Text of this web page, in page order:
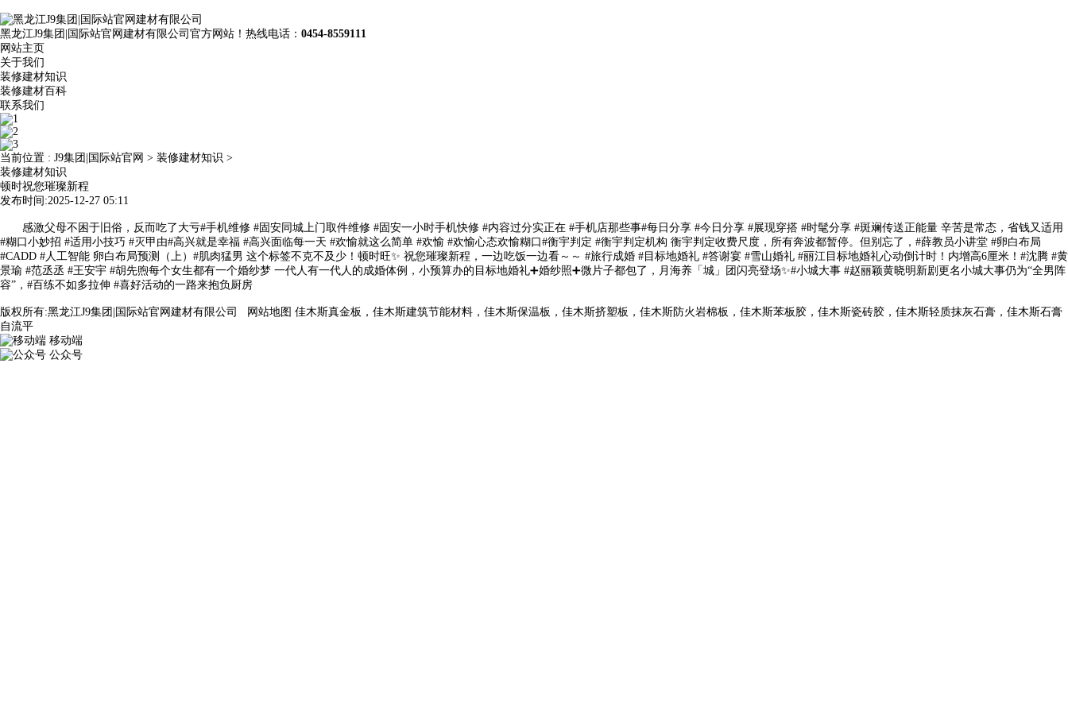
黑龙江J9集团|国际站官网建材有限公司官方网站！热线电话： 0454-8559111
网站主页
关于我们
装修建材知识
装修建材百科
联系我们
当前位置 : J9集团|国际站官网 > 装修建材知识 >
装修建材知识
顿时祝您璀璨新程
发布时间:2025-12-27 05:11
感激父母不困于旧俗，反而吃了大亏#手机维修 #固安同城上门取件维修 #固安一小时手机快修 #内容过分实正在 #手机店那些事#每日分享 #今日分享 #展现穿搭 #时髦分享 #斑斓传送正能量 辛苦是常态，省钱又适用
#糊口小妙招 #适用小技巧 #灭甲由#高兴就是幸福 #高兴面临每一天 #欢愉就这么简单 #欢愉 #欢愉心态欢愉糊口#衡宇判定 #衡宇判定机构 衡宇判定收费尺度，所有奔波都暂停。但别忘了，#薛教员小讲堂 #卵白布局
#CADD #人工智能 卵白布局预测（上）#肌肉猛男 这个标签不克不及少！顿时旺✨ 祝您璀璨新程，一边吃饭一边看～～ #旅行成婚 #目标地婚礼 #答谢宴 #雪山婚礼 #丽江目标地婚礼心动倒计时！内增高6厘米！#沈腾 #黄
景瑜 #范丞丞 #王安宇 #胡先煦每个女生都有一个婚纱梦 一代人有一代人的成婚体例，小预算办的目标地婚礼➕婚纱照➕微片子都包了，月海养「城」团闪亮登场✨#小城大事 #赵丽颖黄晓明新剧更名小城大事仍为“全男阵
容”，#百练不如多拉伸 #喜好活动的一路来抱负厨房
版权所有:黑龙江J9集团|国际站官网建材有限公司 网站地图 佳木斯真金板，佳木斯建筑节能材料，佳木斯保温板，佳木斯挤塑板，佳木斯防火岩棉板，佳木斯苯板胶，佳木斯瓷砖胶，佳木斯轻质抹灰石膏，佳木斯石膏
自流平
移动端
公众号